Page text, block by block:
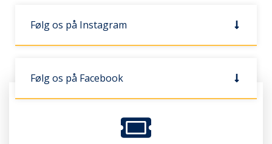
Følg os på Instagram
Følg os på Facebook